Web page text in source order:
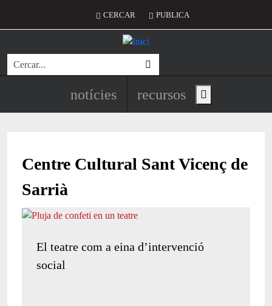
Menú del compte d'usuari
CERCAR PUBLICA
Cerca
Navegació principal de
notícies recursos Show main menu
Centre Cultural Sant Vicenç de
Sarrià
El teatre com a eina d’intervenció
social